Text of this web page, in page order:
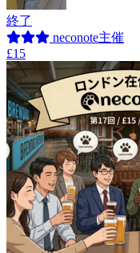
終了
neconote主催
£15